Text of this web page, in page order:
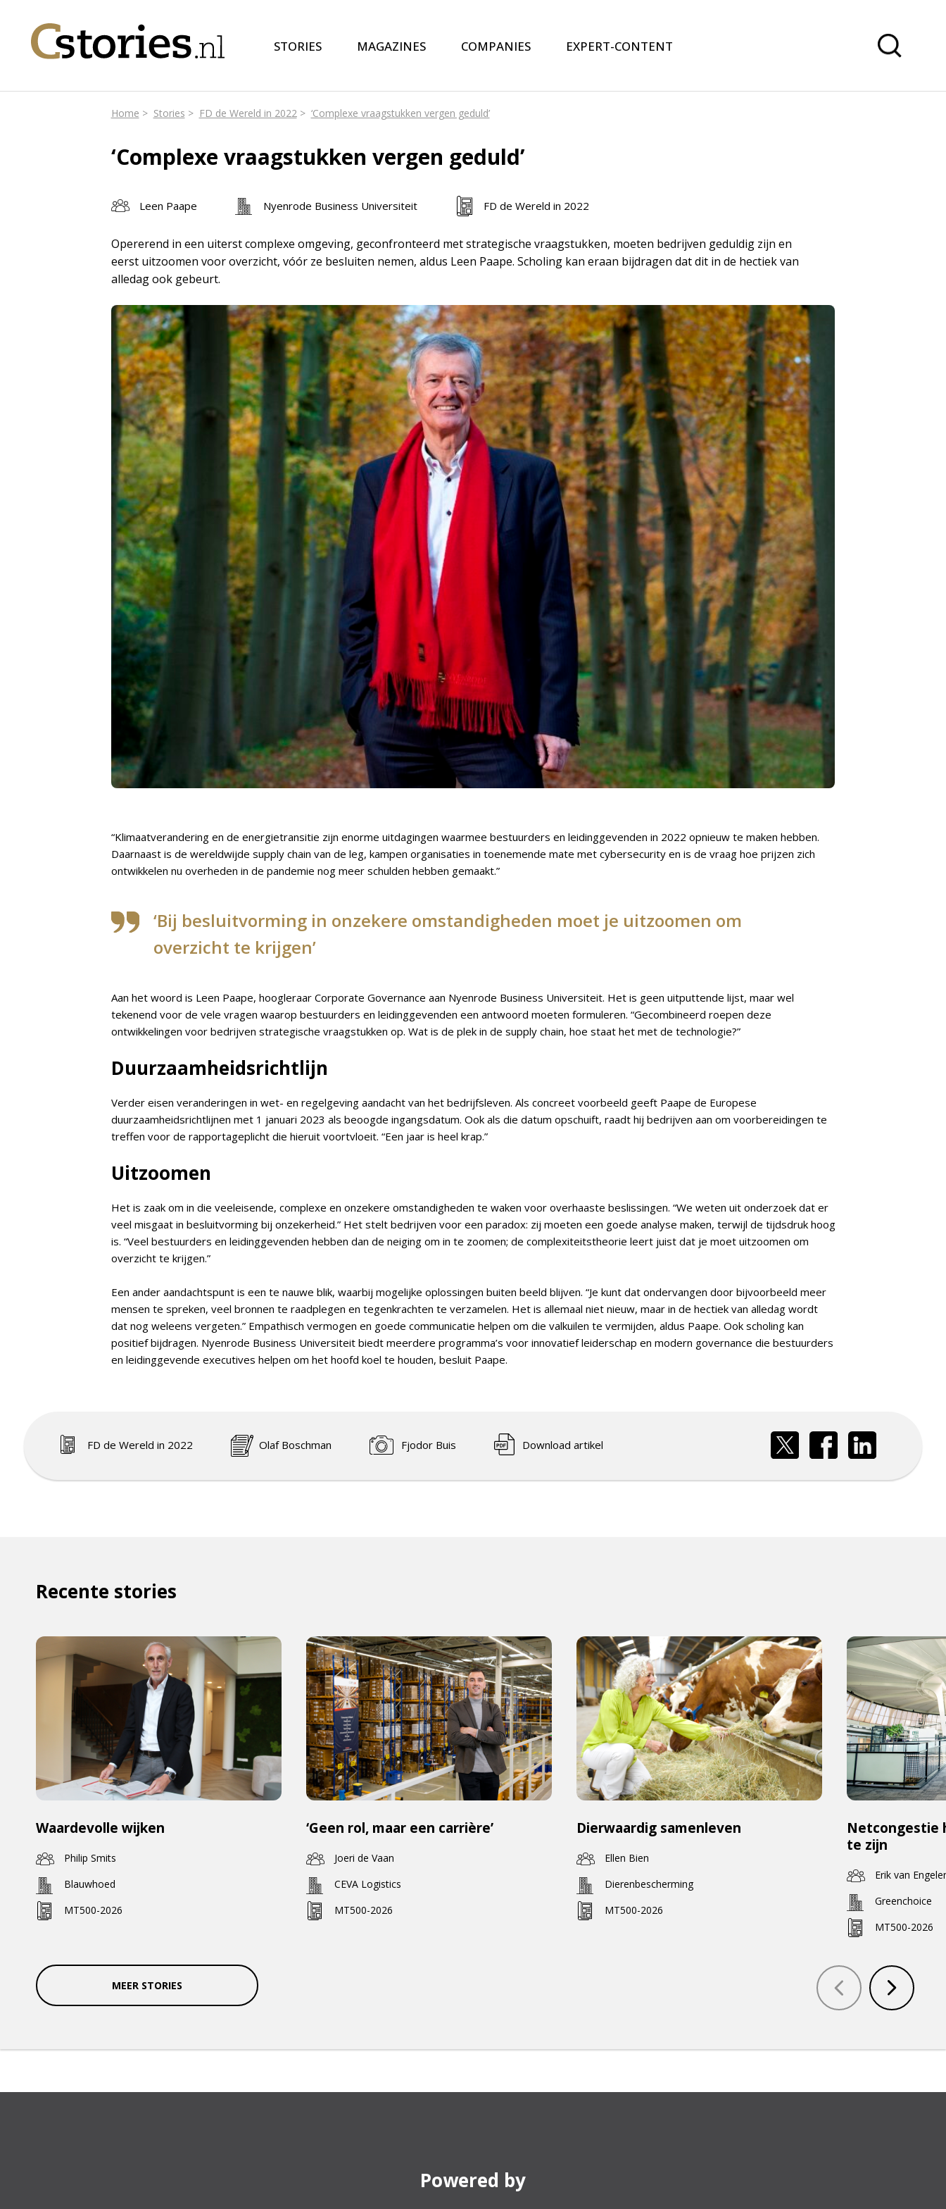
STORIES MAGAZINES COMPANIES EXPERT-CONTENT
Home Stories FD de Wereld in 2022 ‘Complexe vraagstukken vergen geduld’
‘Complexe vraagstukken vergen geduld’
Leen Paape Nyenrode Business Universiteit FD de Wereld in 2022
Opererend in een uiterst complexe omgeving, geconfronteerd met strategische vraagstukken, moeten bedrijven geduldig zijn en
eerst uitzoomen voor overzicht, vóór ze besluiten nemen, aldus Leen Paape. Scholing kan eraan bijdragen dat dit in de hectiek van
alledag ook gebeurt.
“Klimaatverandering en de energietransitie zijn enorme uitdagingen waarmee bestuurders en leidinggevenden in 2022 opnieuw te maken hebben.
Daarnaast is de wereldwijde supply chain van de leg, kampen organisaties in toenemende mate met cybersecurity en is de vraag hoe prijzen zich
ontwikkelen nu overheden in de pandemie nog meer schulden hebben gemaakt.”
‘Bij besluitvorming in onzekere omstandigheden moet je uitzoomen om
overzicht te krijgen’
Aan het woord is Leen Paape, hoogleraar Corporate Governance aan Nyenrode Business Universiteit. Het is geen uitputtende lijst, maar wel
tekenend voor de vele vragen waarop bestuurders en leidinggevenden een antwoord moeten formuleren. “Gecombineerd roepen deze
ontwikkelingen voor bedrijven strategische vraagstukken op. Wat is de plek in de supply chain, hoe staat het met de technologie?”
Duurzaamheidsrichtlijn
Verder eisen veranderingen in wet- en regelgeving aandacht van het bedrijfsleven. Als concreet voorbeeld geeft Paape de Europese
duurzaamheidsrichtlijnen met 1 januari 2023 als beoogde ingangsdatum. Ook als die datum opschuift, raadt hij bedrijven aan om voorbereidingen te
treffen voor de rapportageplicht die hieruit voortvloeit. “Een jaar is heel krap.”
Uitzoomen
Het is zaak om in die veeleisende, complexe en onzekere omstandigheden te waken voor overhaaste beslissingen. “We weten uit onderzoek dat er
veel misgaat in besluitvorming bij onzekerheid.” Het stelt bedrijven voor een paradox: zij moeten een goede analyse maken, terwijl de tijdsdruk hoog
is. “Veel bestuurders en leidinggevenden hebben dan de neiging om in te zoomen; de complexiteitstheorie leert juist dat je moet uitzoomen om
overzicht te krijgen.”
Een ander aandachtspunt is een te nauwe blik, waarbij mogelijke oplossingen buiten beeld blijven. “Je kunt dat ondervangen door bijvoorbeeld meer
mensen te spreken, veel bronnen te raadplegen en tegenkrachten te verzamelen. Het is allemaal niet nieuw, maar in de hectiek van alledag wordt
dat nog weleens vergeten.” Empathisch vermogen en goede communicatie helpen om die valkuilen te vermijden, aldus Paape. Ook scholing kan
positief bijdragen. Nyenrode Business Universiteit biedt meerdere programma’s voor innovatief leiderschap en modern governance die bestuurders
en leidinggevende executives helpen om het hoofd koel te houden, besluit Paape.
FD de Wereld in 2022 Olaf Boschman Fjodor Buis Download artikel
Recente stories
Waardevolle wijken
Philip Smits
Blauwhoed
MT500-2026
‘Geen rol, maar een carrière’
Joeri de Vaan
CEVA Logistics
MT500-2026
Dierwaardig samenleven
Ellen Bien
Dierenbescherming
MT500-2026
Netcongestie
te zijn
Erik van
Greenchoice
MT500-2026
MEER STORIES
Powered by